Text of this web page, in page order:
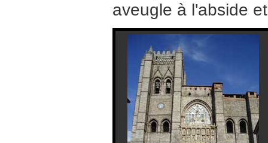
aveugle à l'abside